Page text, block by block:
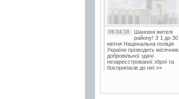
06.04.18
Шановні жителі
району! З 1 до 30
квітня Національна поліція
України проводить місячник
добровільної здачі
незареєстрованої зброї та
боєприпасів до неї.»»